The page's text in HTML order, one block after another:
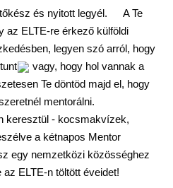
és nyitott legyél.
A Te
az ELTE-re érkező külföldi
legyen szó arról, hogy
vagy, hogy hol vannak a
Te döntöd majd el, hogy
mentorálni.
keresztül - kocsmakvízek,
a kétnapos Mentor
egy nemzetközi közösséghez
ELTE-n töltött éveidet!